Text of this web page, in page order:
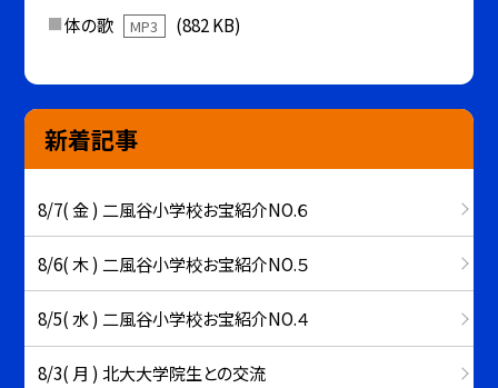
体の歌
MP3 (882 KB)
新着記事
8/7( 金 ) 二風谷小学校お宝紹介NO.６
8/6( 木 ) 二風谷小学校お宝紹介NO.５
8/5( 水 ) 二風谷小学校お宝紹介NO.４
8/3( 月 ) 北大大学院生との交流